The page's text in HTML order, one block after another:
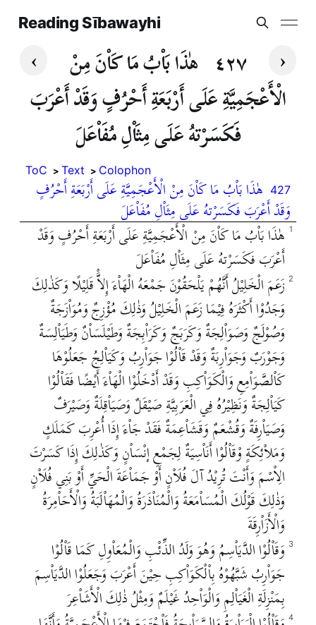
Reading Sībawayhi
› ‹ ٤٢٧ هٰذَا بَاْبُ مَا كَاْنَ مِنْ
الْأَعْجَمِيَّةِ عَلَى أَرْبَعَةِ أَحْرُفٍ وَقَدْ أَعْرَبَ
فَكَسَرْتهُ عَلَى مِثَاْلِ مُفَاْعَلَ
ToC Text
Colophon
427 هٰذَا بَاْبُ مَا كَاْنَ مِنْ الْأَعْجَمِيَّةِ عَلَى أَرْبَعَةِ أَحْرُفٍ
وَقَدْ أَعْرَبَ فَكَسَرْتهُ عَلَى مِثَاْلِ مُفَاْعَلَ
هٰذَا بَاْبُ مَا كَاْنَ مِنْ الْأَعْجَمِيَّةِ عَلَى أَرْبَعَةِ أَحْرُفٍ وَقَدْ
أَعْرَبَ فَكَسَرْتهُ عَلَى مِثَاْلِ مُفَاْعَلَ
1
زَعَمَ الْخَلِيْلُ أَنَّهُمْ يَلْحَقُوْنَ جَمْعَهُ الْهَاْءَ إِلاَّْ قَلِيْلًا وَكَذٰلِكَ
وَجَدُوْا أَكْثَرَهُ فِيْمَا زَعَمَ الْخَلِيْلُ وَذٰلِكَ مُؤْزِجٌ وَمُوَاْزَجَةٌ
وَصُوْلَجٌ وَصَوَاْلِجَةٌ وَكَرَبَجٌ وَكَرَاْبِجَةٌ وَطَيْلَسَاْنٌ وَطَيَاْلِسَةٌ
وَجَوْرَبٌ وَجَوَاْرِبَةٌ وَقَدْ قَاْلُوْا جَوَاْرِبُ وَكَيَاْلِجُ جَعَلُوْهَا
كَاْلصَّوَاْمِعِ وَالْكَوَاْكِبِ وَقَدْ أَدْخَلُوْا الْهَاْءَ أَيْضًا فَقَاْلُوْا
كَيَاْلِجَةٌ وَنَظِيْرُهُ فِي الْعَرَبِيَّةِ صَيْقَلٌ وَصَيَاْقِلَةٌ وَصَيْرَفٌ
وَصَيَاْرِفَةٌ وَقُشْعَمٌ وَقَشَاْعِمَةٌ فَقَدْ جَاْءَ إِذَا أُعْرِبَ كَمَلَكٍ
وَمَلاْئِكَةٍ وْقَاْلُوْا أَنَاْسِيَةٌ لِجَمْعِ إنْسَاْنٍ وَكَذٰلِكَ إِذَا كَسَرْتَ
الِاْسْمَ وَأَنْتَ تُرِيْدُ آلَ فُلَاْنٍ أَوْ جَمَاْعَةَ الْحَيِّ أَوْ بَنِي فُلَاْنٍ
وَذٰلِكَ قَوْلُكَ الْمُسَاْمَعَةُ وَالْمُنَاْذَرَةُ وَالْمُهَاْلَبَةُ وَالْأَحَاْمِرَةُ
وَالْأَزَاْرِقَةَ
2
وَقَاْلُوْا الدَّيَاْسِمُ وَهُوَ وَلَدُ الذِّئْبِ وَالْمُعَاْوِلِ كَمَا قَاْلُوْا
جَوَاْرِبُ شَبَّهُوْهُ بِاْلْكَوَاْكِبِ حِيْنَ أَعْرَبَ وَجَعَلُوْا الدَّيَاْسِمَ
بِمَنْزِلَةِ الْغَيَاْلِمِ وَالْوَاْحِدُ غَيْلَمٌ وَمِثْلُ ذٰلِكَ الْأَشَاْعِرَ
3
4